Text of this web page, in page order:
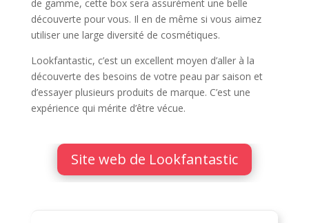
de gamme, cette box sera assurément une belle
découverte pour vous. Il en de même si vous aimez
utiliser une large diversité de cosmétiques.
Lookfantastic, c’est un excellent moyen d’aller à la
découverte des besoins de votre peau par saison et
d’essayer plusieurs produits de marque. C’est une
expérience qui mérite d’être vécue.
Site web de Lookfantastic